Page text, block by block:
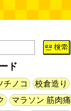
ド
チノコ
校倉造り
マラソン 筋肉痛